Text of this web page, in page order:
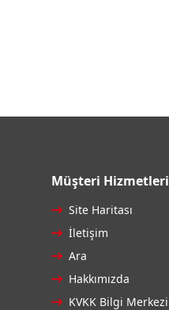
Müşteri Hizmetleri
Site Haritası
İletişim
Ara
Hakkımızda
KVKK Bilgi Merkezi